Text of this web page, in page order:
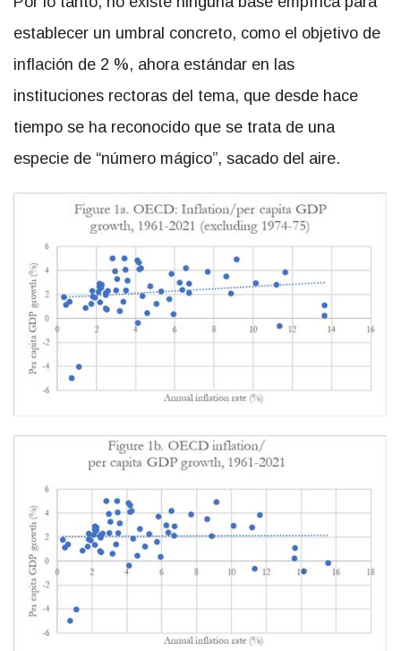
establecer un umbral concreto, como el objetivo de
inflación de 2 %, ahora estándar en las
instituciones rectoras del tema, que desde hace
tiempo se ha reconocido que se trata de una
especie de “número mágico”, sacado del aire.